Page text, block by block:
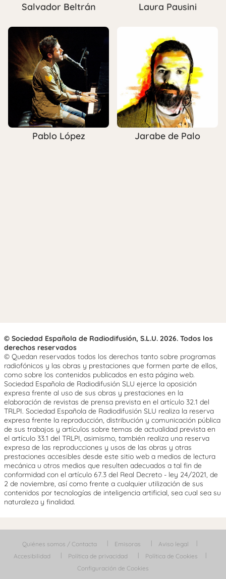
Salvador Beltrán Laura Pausini
Pablo López Jarabe de Palo
© Sociedad Española de Radiodifusión, S.L.U. 2026. Todos los
derechos reservados
© Quedan reservados todos los derechos tanto sobre programas
radiofónicos y las obras y prestaciones que formen parte de ellos,
como sobre los contenidos publicados en esta página web.
Sociedad Española de Radiodifusión SLU ejerce la oposición
expresa frente al uso de sus obras y prestaciones en la
elaboración de revistas de prensa prevista en el artículo 32.1 del
TRLPI. Sociedad Española de Radiodifusión SLU realiza la reserva
expresa frente la reproducción, distribución y comunicación pública
de sus trabajos y artículos sobre temas de actualidad prevista en
el artículo 33.1 del TRLPI, asimismo, también realiza una reserva
expresa de las reproducciones y usos de las obras y otras
prestaciones accesibles desde este sitio web a medios de lectura
mecánica u otros medios que resulten adecuados a tal fin de
conformidad con el artículo 67.3 del Real Decreto - ley 24/2021, de
2 de noviembre, así como frente a cualquier utilización de sus
contenidos por tecnologías de inteligencia artificial, sea cual sea su
naturaleza y finalidad.
Quiénes somos / Contacta Emisoras
Aviso legal
Accesibilidad
Política de privacidad
Política de Cookies
Configuración de Cookies